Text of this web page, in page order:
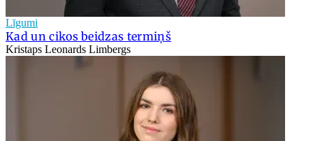
Līgumi
Kad un cikos beidzas termiņš
Kristaps Leonards Limbergs